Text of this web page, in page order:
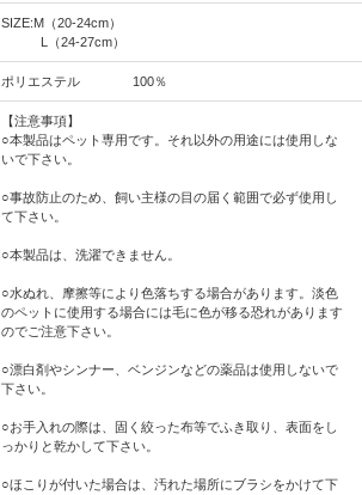
SIZE:M（20-24cm）
L（24-27cm）
ポリエステル 100％
【注意事項】
○本製品はペット専用です。それ以外の用途には使用しな
いで下さい。
○事故防止のため、飼い主様の目の届く範囲で必ず使用し
て下さい。
○本製品は、洗濯できません。
○水ぬれ、摩擦等により色落ちする場合があります。淡色
のペットに使用する場合には毛に色が移る恐れがあります
のでご注意下さい。
○漂白剤やシンナー、ベンジンなどの薬品は使用しないで
下さい。
○お手入れの際は、固く絞った布等でふき取り、表面をし
っかりと乾かして下さい。
○ほこりが付いた場合は、汚れた場所にブラシをかけて下